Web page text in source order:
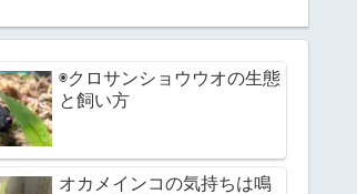
◉クロサンショウウオの生態
と飼い方
オカメインコの気持ちは鳴